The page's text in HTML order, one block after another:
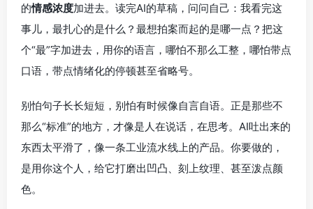
的情感浓度加进去。读完AI的草稿，问问自己：我看完这
事儿，最扎心的是什么？最想拍案而起的是哪一点？把这
个“最”字加进去，用你的语言，哪怕不那么工整，哪怕带点
口语，带点情绪化的停顿甚至省略号。
别怕句子长长短短，别怕有时候像自言自语。正是那些不
那么“标准”的地方，才像是人在说话，在思考。AI吐出来的
东西太平滑了，像一条工业流水线上的产品。你要做的，
是用你这个人，给它打磨出凹凸、刻上纹理、甚至泼点颜
色。